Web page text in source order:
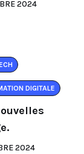
2024
DIGITALE
2024